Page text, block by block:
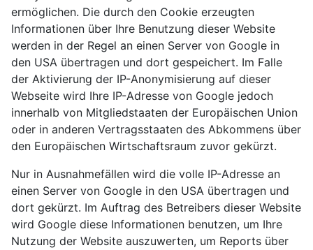
ermöglichen. Die durch den Cookie erzeugten
Informationen über Ihre Benutzung dieser Website
werden in der Regel an einen Server von Google in
den USA übertragen und dort gespeichert. Im Falle
der Aktivierung der IP-Anonymisierung auf dieser
Webseite wird Ihre IP-Adresse von Google jedoch
innerhalb von Mitgliedstaaten der Europäischen Union
oder in anderen Vertragsstaaten des Abkommens über
den Europäischen Wirtschaftsraum zuvor gekürzt.
Nur in Ausnahmefällen wird die volle IP-Adresse an
einen Server von Google in den USA übertragen und
dort gekürzt. Im Auftrag des Betreibers dieser Website
wird Google diese Informationen benutzen, um Ihre
Nutzung der Website auszuwerten, um Reports über